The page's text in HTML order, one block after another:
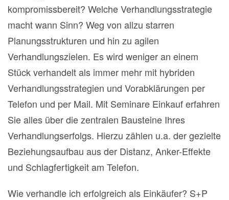
kompromissbereit? Welche Verhandlungsstrategie
macht wann Sinn? Weg von allzu starren
Planungsstrukturen und hin zu agilen
Verhandlungszielen. Es wird weniger an einem
Stück verhandelt als immer mehr mit hybriden
Verhandlungsstrategien und Vorabklärungen per
Telefon und per Mail. Mit Seminare Einkauf erfahren
Sie alles über die zentralen Bausteine Ihres
Verhandlungserfolgs. Hierzu zählen u.a. der gezielte
Beziehungsaufbau aus der Distanz, Anker-Effekte
und Schlagfertigkeit am Telefon.
Wie verhandle ich erfolgreich als Einkäufer? S+P